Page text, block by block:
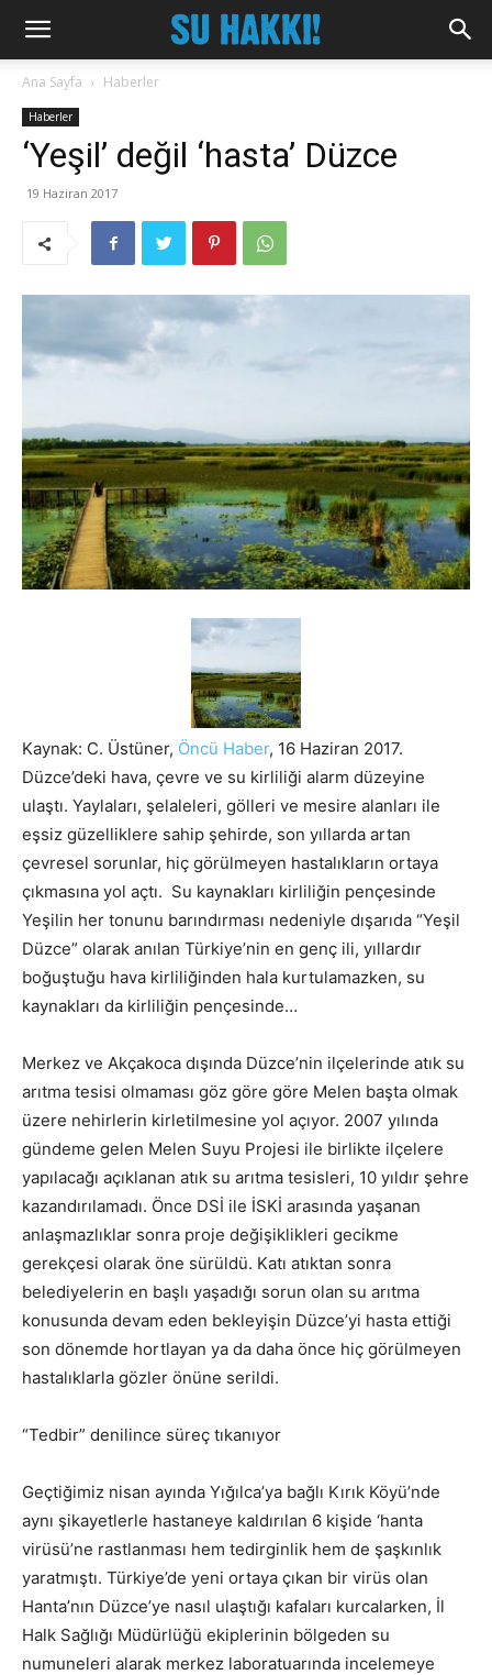
Ana Sayfa Haberler
Haberler
‘Yeşil’ değil ‘hasta’ Düzce
19 Haziran 2017
Kaynak: C. Üstüner, Öncü Haber, 16 Haziran 2017.
Düzce’deki hava, çevre ve su kirliliği alarm düzeyine
ulaştı. Yaylaları, şelaleleri, gölleri ve mesire alanları ile
eşsiz güzelliklere sahip şehirde, son yıllarda artan
çevresel sorunlar, hiç görülmeyen hastalıkların ortaya
çıkmasına yol açtı. Su kaynakları kirliliğin pençesinde
Yeşilin her tonunu barındırması nedeniyle dışarıda “Yeşil
Düzce” olarak anılan Türkiye’nin en genç ili, yıllardır
boğuştuğu hava kirliliğinden hala kurtulamazken, su
kaynakları da kirliliğin pençesinde…
Merkez ve Akçakoca dışında Düzce’nin ilçelerinde atık su
arıtma tesisi olmaması göz göre göre Melen başta olmak
üzere nehirlerin kirletilmesine yol açıyor. 2007 yılında
gündeme gelen Melen Suyu Projesi ile birlikte ilçelere
yapılacağı açıklanan atık su arıtma tesisleri, 10 yıldır şehre
kazandırılamadı. Önce DSİ ile İSKİ arasında yaşanan
anlaşmazlıklar sonra proje değişiklikleri gecikme
gerekçesi olarak öne sürüldü. Katı atıktan sonra
belediyelerin en başlı yaşadığı sorun olan su arıtma
konusunda devam eden bekleyişin Düzce’yi hasta ettiği
son dönemde hortlayan ya da daha önce hiç görülmeyen
hastalıklarla gözler önüne serildi.
“Tedbir” denilince süreç tıkanıyor
Geçtiğimiz nisan ayında Yığılca’ya bağlı Kırık Köyü’nde
aynı şikayetlerle hastaneye kaldırılan 6 kişide ‘hanta
virüsü’ne rastlanması hem tedirginlik hem de şaşkınlık
yaratmıştı. Türkiye’de yeni ortaya çıkan bir virüs olan
Hanta’nın Düzce’ye nasıl ulaştığı kafaları kurcalarken, İl
Halk Sağlığı Müdürlüğü ekiplerinin bölgeden su
numuneleri alarak merkez laboratuarında incelemeye